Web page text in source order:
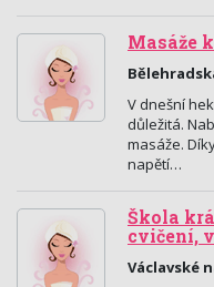
Masáže
V dnešní
důležitá.
masáže.
napětí…
Škola
cvičení,
Václavské